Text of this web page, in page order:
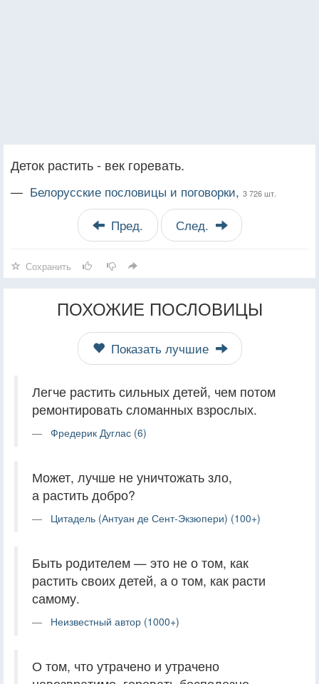
Деток растить - век горевать.
— Белорусские пословицы и поговорки, 3 726 шт.
Пред. След.
Сохранить
ПОХОЖИЕ ПОСЛОВИЦЫ
Показать лучшие
Легче растить сильных детей, чем потом
ремонтировать сломанных взрослых.
Фредерик Дуглас (6)
Может, лучше не уничтожать зло,
а растить добро?
Цитадель (Антуан де Сент-Экзюпери) (100+)
Быть родителем — это не о том, как
растить своих детей, а о том, как расти
самому.
Неизвестный автор (1000+)
О том, что утрачено и утрачено